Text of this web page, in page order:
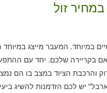
זול
במיוחד. המעבר מייצג
בקריירה שלכם. יחד עם
והרכבת הציוד במצב בו הם
יש לכם הזדמנות להשיג